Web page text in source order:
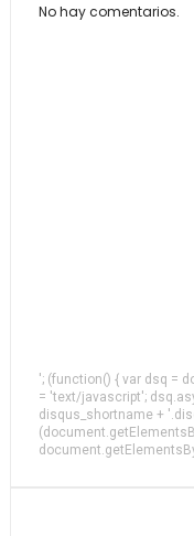
No hay comentarios.
'; (function() { var dsq =
= 'text/javascript';
disqus_shortname +